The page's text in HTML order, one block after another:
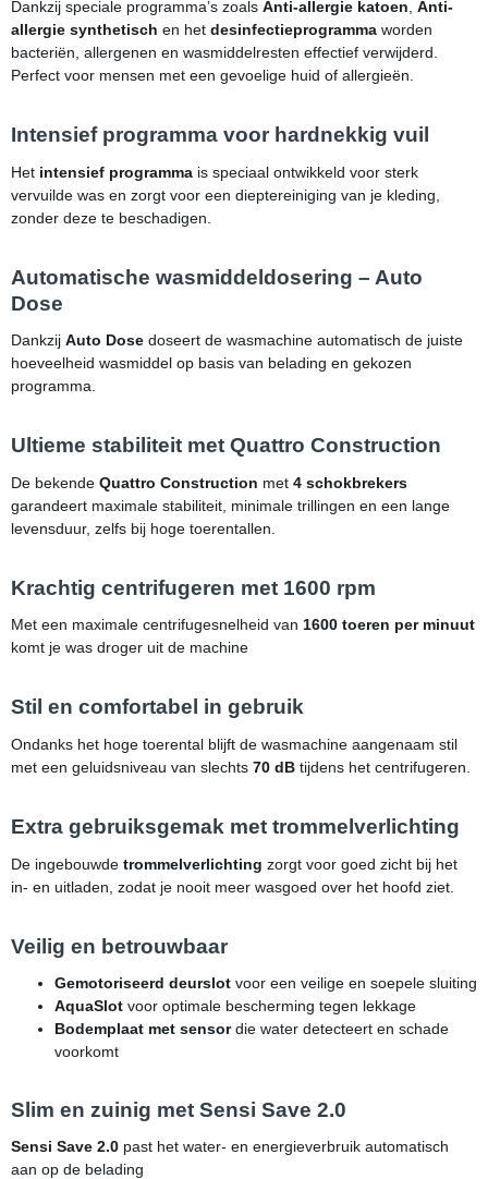
Dankzij speciale programma’s zoals Anti-allergie katoen, Anti-
allergie synthetisch en het desinfectieprogramma worden
bacteriën, allergenen en wasmiddelresten effectief verwijderd.
Perfect voor mensen met een gevoelige huid of allergieën.
Intensief programma voor hardnekkig vuil
Het intensief programma is speciaal ontwikkeld voor sterk
vervuilde was en zorgt voor een dieptereiniging van je kleding,
zonder deze te beschadigen.
Automatische wasmiddeldosering – Auto
Dose
Dankzij Auto Dose doseert de wasmachine automatisch de juiste
hoeveelheid wasmiddel op basis van belading en gekozen
programma.
Ultieme stabiliteit met Quattro Construction
De bekende Quattro Construction met 4 schokbrekers
garandeert maximale stabiliteit, minimale trillingen en een lange
levensduur, zelfs bij hoge toerentallen.
Krachtig centrifugeren met 1600 rpm
Met een maximale centrifugesnelheid van 1600 toeren per minuut
komt je was droger uit de machine
Stil en comfortabel in gebruik
Ondanks het hoge toerental blijft de wasmachine aangenaam stil
met een geluidsniveau van slechts 70 dB tijdens het centrifugeren.
Extra gebruiksgemak met trommelverlichting
De ingebouwde trommelverlichting zorgt voor goed zicht bij het
in- en uitladen, zodat je nooit meer wasgoed over het hoofd ziet.
Veilig en betrouwbaar
Gemotoriseerd deurslot voor een veilige en soepele sluiting
AquaSlot voor optimale bescherming tegen lekkage
Bodemplaat met sensordie water detecteert en schade
voorkomt
Slim en zuinig met Sensi Save 2.0
Sensi Save 2.0 past het water- en energieverbruik automatisch
aan op de belading